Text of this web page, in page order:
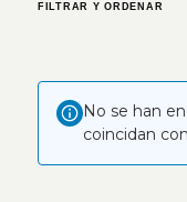
FILTRAR Y ORDENAR
No se han
coincidan